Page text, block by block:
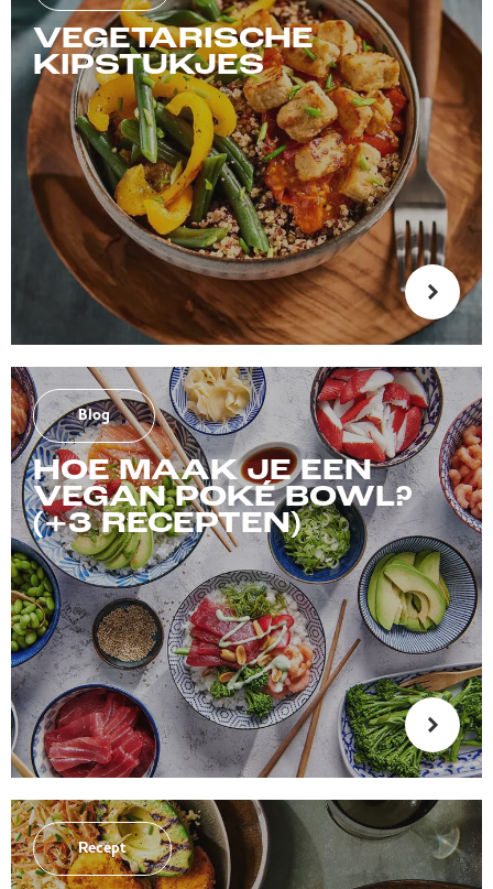
VEGETARISCHE
KIPSTUKJES
Blog
HOE MAAK JE EEN
VEGAN POKÉ BOWL?
(+3 RECEPTEN)
Recept